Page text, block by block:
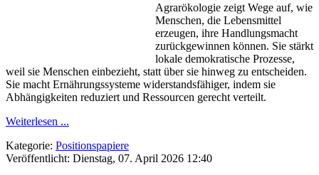
Agrarökologie zeigt Wege auf, wie
Menschen, die Lebensmittel
erzeugen, ihre Handlungsmacht
zurückgewinnen können. Sie stärkt
lokale demokratische Prozesse,
weil sie Menschen einbezieht, statt über sie hinweg zu entscheiden.
Sie macht Ernährungssysteme widerstandsfähiger, indem sie
Abhängigkeiten reduziert und Ressourcen gerecht verteilt.
Weiterlesen ...
Kategorie: Positionspapiere
Veröffentlicht: Dienstag, 07. April 2026 12:40